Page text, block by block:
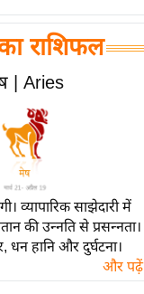
राशिफल
| Aries
व्यापारिक साझेदारी में
की उन्नति से प्रसन्नता।
हानि और दुर्घटना।
और पढ़ें